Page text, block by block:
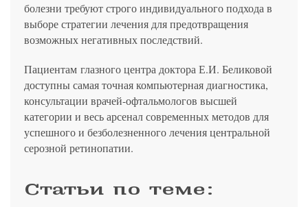
болезни требуют строго индивидуального подхода в
выборе стратегии лечения для предотвращения
возможных негативных последствий.
Пациентам глазного центра доктора Е.И. Беликовой
доступны самая точная компьютерная диагностика,
консультации врачей-офтальмологов высшей
категории и весь арсенал современных методов для
успешного и безболезненного лечения центральной
серозной ретинопатии.
Статьи по теме: